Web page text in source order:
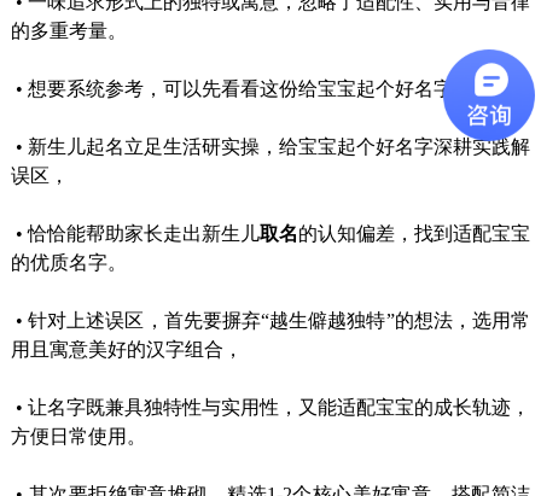
的多重考量。
• 想要系统参考，可以先看看这份给宝宝起个好名字。
• 新生儿起名立足生活研实操，给宝宝起个好名字深耕实践解
误区，
•恰恰能帮助家长走出新生儿取名的认知偏差，找到适配宝宝
的优质名字。
•针对上述误区，首先要摒弃“越生僻越独特”的想法，选用常
用且寓意美好的汉字组合，
• 让名字既兼具独特性与实用性，又能适配宝宝的成长轨迹，
方便日常使用。